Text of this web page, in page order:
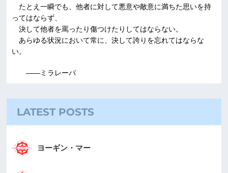
たとえ一瞬でも、他者に対して悪意や敵意に満ちた思いを持
ってはならず、
決して他者を罵ったり傷つけたりしてはならない。
あらゆる状況において常に、決して誇りを忘れてはならな
い。
――ミラレーパ
LATEST POSTS
ヨーギン・マー